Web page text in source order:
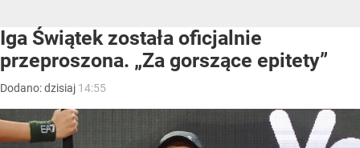
Iga Świątek została oficjalnie
przeproszona. „Za gorszące epitety”
Dodano:dzisiaj 14:55